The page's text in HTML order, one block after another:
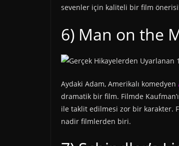
sevenler için kaliteli bir film
6) Man on the
Aydaki Adam, Amerikalı komedyen
dramatik bir film. Filmde
ile taklit edilmesi zor bir karakter.
nadir filmlerden biri.